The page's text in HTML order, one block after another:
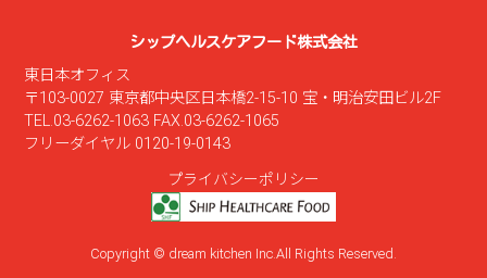
シップヘルスケアフード株式会社
東日本オフィス
〒103-0027 東京都中央区日本橋2-15-10 宝・明治安田ビル2F
TEL.03-6262-1063 FAX.03-6262-1065
フリーダイヤル 0120-19-0143
プライバシーポリシー
Copyright © dream kitchen Inc.All Rights Reserved.